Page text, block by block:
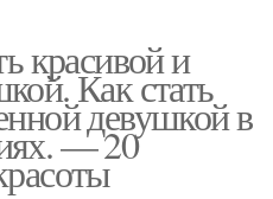
красивой и
Как стать
девушкой в
— 20